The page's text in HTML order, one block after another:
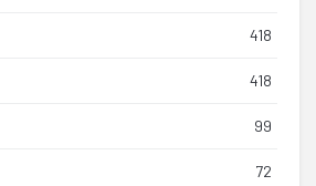
418
418
99
72